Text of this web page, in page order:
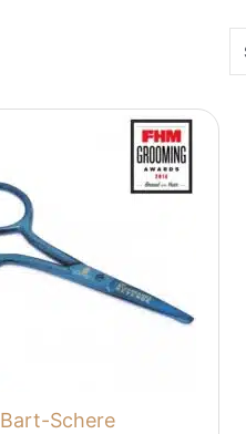
Bart-Schere